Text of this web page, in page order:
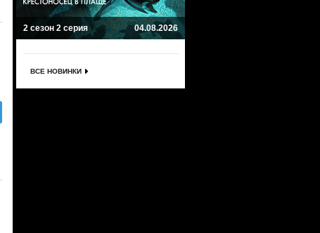
2 сезон 2 серия 04.08.2026
ВСЕ НОВИНКИ